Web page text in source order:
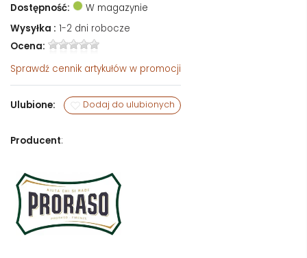
Dostępność:
W magazynie
Wysyłka : 1-2 dni robocze
Ocena:
Sprawdź cennik artykułów w promocji
Ulubione: Dodaj do ulubionych
Producent: